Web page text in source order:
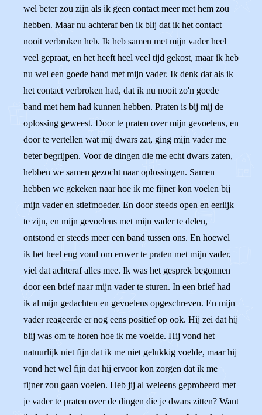
wel beter zou zijn als ik geen contact meer met hem zou
hebben. Maar nu achteraf ben ik blij dat ik het contact
nooit verbroken heb. Ik heb samen met mijn vader heel
veel gepraat, en het heeft heel veel tijd gekost, maar ik heb
nu wel een goede band met mijn vader. Ik denk dat als ik
het contact verbroken had, dat ik nu nooit zo'n goede
band met hem had kunnen hebben. Praten is bij mij de
oplossing geweest. Door te praten over mijn gevoelens, en
door te vertellen wat mij dwars zat, ging mijn vader me
beter begrijpen. Voor de dingen die me echt dwars zaten,
hebben we samen gezocht naar oplossingen. Samen
hebben we gekeken naar hoe ik me fijner kon voelen bij
mijn vader en stiefmoeder. En door steeds open en eerlijk
te zijn, en mijn gevoelens met mijn vader te delen,
ontstond er steeds meer een band tussen ons. En hoewel
ik het heel eng vond om erover te praten met mijn vader,
viel dat achteraf alles mee. Ik was het gesprek begonnen
door een brief naar mijn vader te sturen. In een brief had
ik al mijn gedachten en gevoelens opgeschreven. En mijn
vader reageerde er nog eens positief op ook. Hij zei dat hij
blij was om te horen hoe ik me voelde. Hij vond het
natuurlijk niet fijn dat ik me niet gelukkig voelde, maar hij
vond het wel fijn dat hij ervoor kon zorgen dat ik me
fijner zou gaan voelen. Heb jij al weleens geprobeerd met
je vader te praten over de dingen die je dwars zitten? Want